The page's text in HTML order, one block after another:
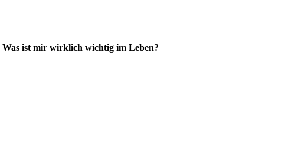
Was ist mir wirklich wichtig im Leben?